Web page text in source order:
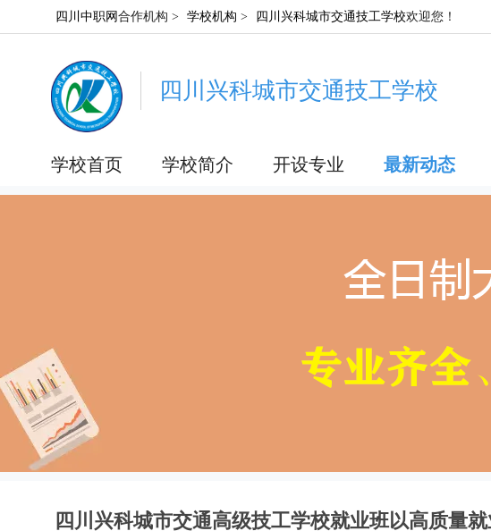
四川中职网 合作机构 > 学校机构 > 四川兴科城市交通技工学校欢迎您！
四川兴科城市交通技工学校
学校首页 学校简介 开设专业 最新动态
四川兴科城市交通高级技工学校就业班以高质量